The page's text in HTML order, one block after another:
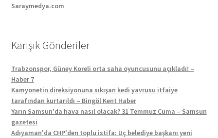
Saraymedya.com
Karışık Gönderiler
Trabzonspor, Güney Koreli orta saha oyuncusunu açıkladı! –
Haber 7
Kamyonetin direksiyonuna sıkışan kedi yavrusu itfaiye
tarafından kurtarıldı – Bingöl Kent Haber
Yarın Samsun'da hava nasıl olacak? 31 Temmuz Cuma – Samsun
gazetesi
Adıyaman'da CHP'den toplu istifa: Üç belediye başkanı yeni